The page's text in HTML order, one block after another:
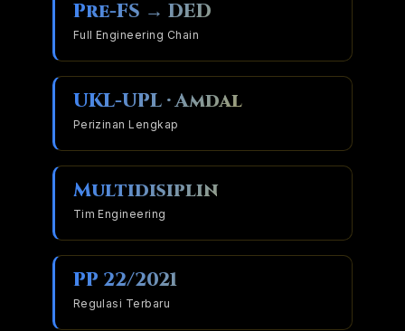
Pre-FS → DED
Full Engineering Chain
UKL-UPL · Amdal
Perizinan Lengkap
Multidisiplin
Tim Engineering
PP 22/2021
Regulasi Terbaru